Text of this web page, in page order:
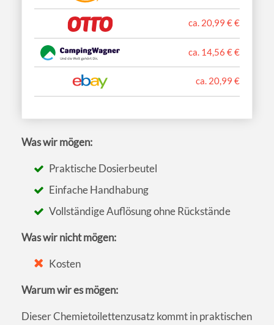
ca. 20,99 € €
ca. 14,56 € €
ca. 20,99 €
Was wir mögen:
Praktische Dosierbeutel
Einfache Handhabung
Vollständige Auflösung ohne Rückstände
Was wir nicht mögen:
Kosten
Warum wir es mögen:
Dieser Chemietoilettenzusatz kommt in praktischen